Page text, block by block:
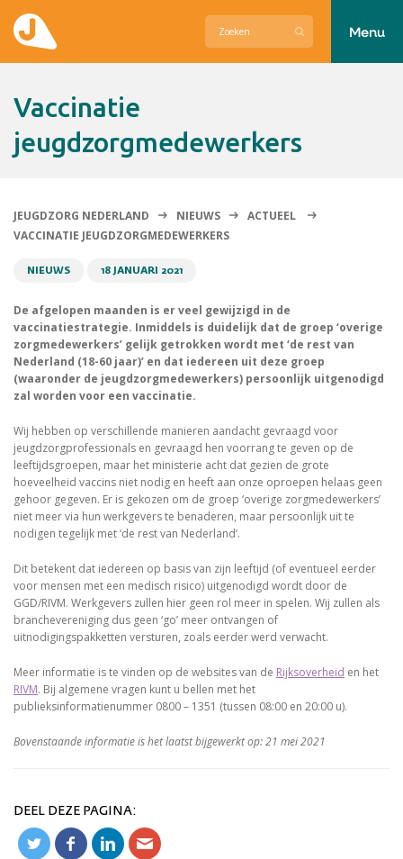
Contact
Menu
Vaccinatie
jeugdzorgmedewerkers
JEUGDZORG NEDERLAND NIEUWS
ACTUEEL
VACCINATIE JEUGDZORGMEDEWERKERS
NIEUWS 18 JANUARI 2021
De afgelopen maanden is er veel gewijzigd in de
vaccinatiestrategie. Inmiddels is duidelijk dat de groep ‘overige
zorgmedewerkers’ gelijk getrokken wordt met ‘de rest van
Nederland (18-60 jaar)’ en dat iedereen uit deze groep
(waaronder de jeugdzorgmedewerkers) persoonlijk uitgenodigd
zal worden voor een vaccinatie.
Wij hebben op verschillende manieren aandacht gevraagd voor
jeugdzorgprofessionals en gevraagd hen voorrang te geven op de
leeftijdsgroepen, maar het ministerie acht dat gezien de grote
hoeveelheid vaccins niet nodig en heeft aan onze oproepen helaas geen
gehoor gegeven. Er is gekozen om de groep ‘overige zorgmedewerkers’
niet meer via hun werkgevers te benaderen, maar persoonlijk uit te
nodigen tegelijk met ‘de rest van Nederland’.
Dit betekent dat iedereen op basis van zijn leeftijd (of eventueel eerder
voor mensen met een medisch risico) uitgenodigd wordt door de
GGD/RIVM. Werkgevers zullen hier geen rol meer in spelen. Wij zullen als
branchevereniging dus geen ‘go’ meer ontvangen of
uitnodigingspakketten versturen, zoals eerder werd verwacht.
Meer informatie is te vinden op de websites van de Rijksoverheid en het
RIVM. Bij algemene vragen kunt u bellen met het
publieksinformatienummer 0800 – 1351 (tussen 08:00 en 20:00 u).
Bovenstaande informatie is het laatst bijgewerkt op: 21 mei 2021
DEEL DEZE PAGINA: